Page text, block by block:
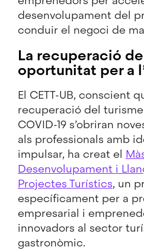
desenvolupament del
conduir el negoci de
La recuperació
oportunitat per a
El CETT-UB, conscient
recuperació del
COVID-19 s’obriran
als professionals amb
impulsar, ha creat el
Desenvolupament i
Projectes Turístics, un
específicament per a
empresarial i
innovadors al sector
gastronòmic.